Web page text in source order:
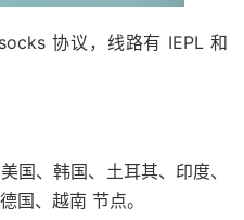
协议，线路有 IEPL 和
国、韩国、土耳其、印度、
国、越南 节点。